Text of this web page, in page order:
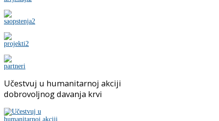
Učestvuj u humanitarnoj akciji
dobrovoljnog davanja krvi